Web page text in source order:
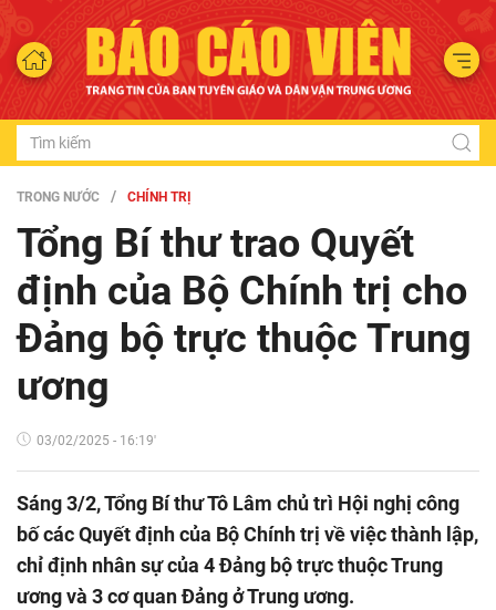
TRONG NƯỚC CHÍNH TRỊ
Tổng Bí thư trao Quyết
định của Bộ Chính trị cho
Đảng bộ trực thuộc Trung
ương
03/02/2025 - 16:19'
Sáng 3/2, Tổng Bí thư Tô Lâm chủ trì Hội nghị công
bố các Quyết định của Bộ Chính trị về việc thành lập,
chỉ định nhân sự của 4 Đảng bộ trực thuộc Trung
ương và 3 cơ quan Đảng ở Trung ương.